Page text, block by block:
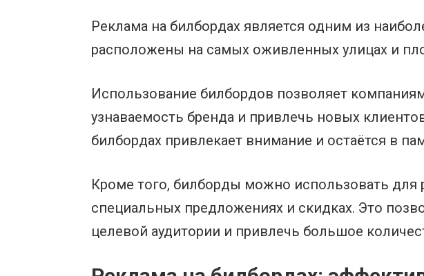
Реклама на билбордах является одним из
расположены на самых оживленных улицах и
Использование билбордов позволяет
узнаваемость бренда и привлечь новых
билбордах привлекает внимание и остаётся в
Кроме того, билборды можно использовать для
специальных предложениях и скидках. Это
целевой аудитории и привлечь большое